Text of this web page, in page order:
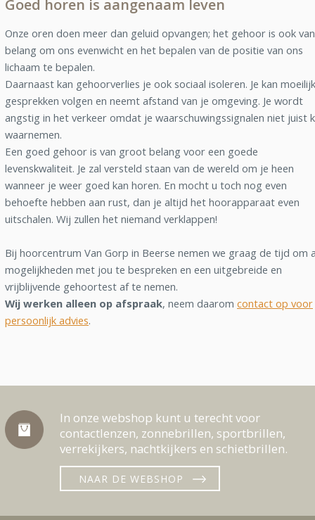
Goed horen is aangenaam leven
Onze oren doen meer dan geluid opvangen; het gehoor is ook van
belang om ons evenwicht en het bepalen van de positie van ons
lichaam te bepalen.
Daarnaast kan gehoorverlies je ook sociaal isoleren. Je kan
gesprekken volgen en neemt afstand van je omgeving. Je wordt
angstig in het verkeer omdat je waarschuwingssignalen niet juist
waarnemen.
Een goed gehoor is van groot belang voor een goede
levenskwaliteit. Je zal versteld staan van de wereld om je heen
wanneer je weer goed kan horen. En mocht u toch nog even
behoefte hebben aan rust, dan je altijd het hoorapparaat even
uitschalen. Wij zullen het niemand verklappen!
Bij hoorcentrum Van Gorp in Beerse nemen we graag de tijd om
mogelijkheden met jou te bespreken en een uitgebreide en
vrijblijvende gehoortest af te nemen.
Wij werken alleen op afspraak, neem daarom contact op voor
persoonlijk advies.
In onze webshop kunt u terecht voor
contactlenzen, zonnebrillen, sportbrillen,
verrekijkers, nachtkijkers en schietbrillen.
NAAR DE WEBSHOP